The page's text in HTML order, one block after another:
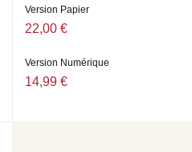
Version Papier
22,00 €
Version Numérique
14,99 €